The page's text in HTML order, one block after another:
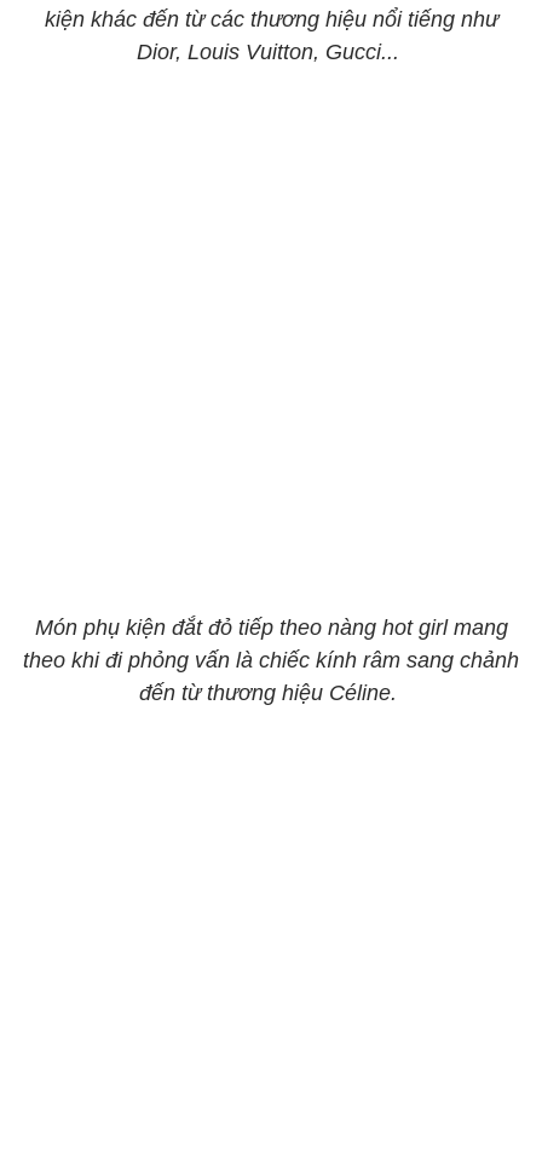
kiện khác đến từ các thương hiệu nổi tiếng như
Dior, Louis Vuitton, Gucci...
Món phụ kiện đắt đỏ tiếp theo nàng hot girl mang
theo khi đi phỏng vấn là chiếc kính râm sang chảnh
đến từ thương hiệu Céline.